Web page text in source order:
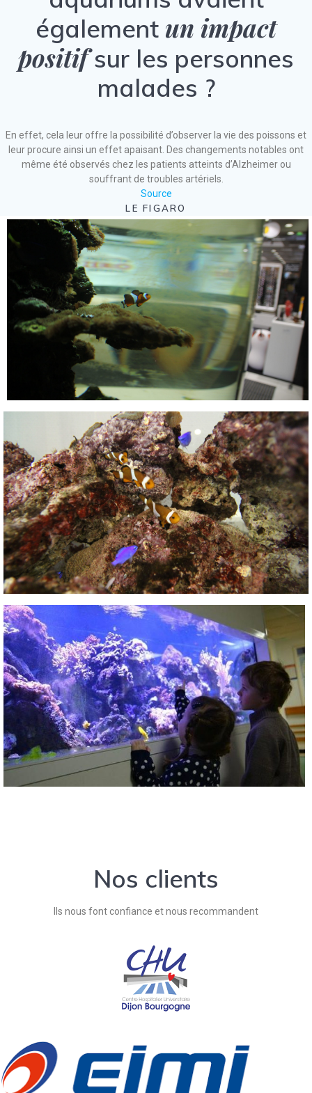
également un impact
positifsur les personnes
malades ?
En effet, cela leur offre la possibilité d’observer la vie des poissons et
leur procure ainsi un effet apaisant. Des changements notables ont
même été observés chez les patients atteints d’Alzheimer ou
souffrant de troubles artériels.
Source
LE FIGARO
Nos clients
Ils nous font confiance et nous recommandent